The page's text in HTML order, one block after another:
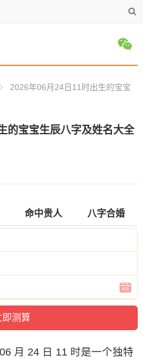
2026年06月24日11时出生的宝宝
的宝宝生辰八字及姓名大全
命中贵人 八字合婚
月 24 日 11 时是一个独特